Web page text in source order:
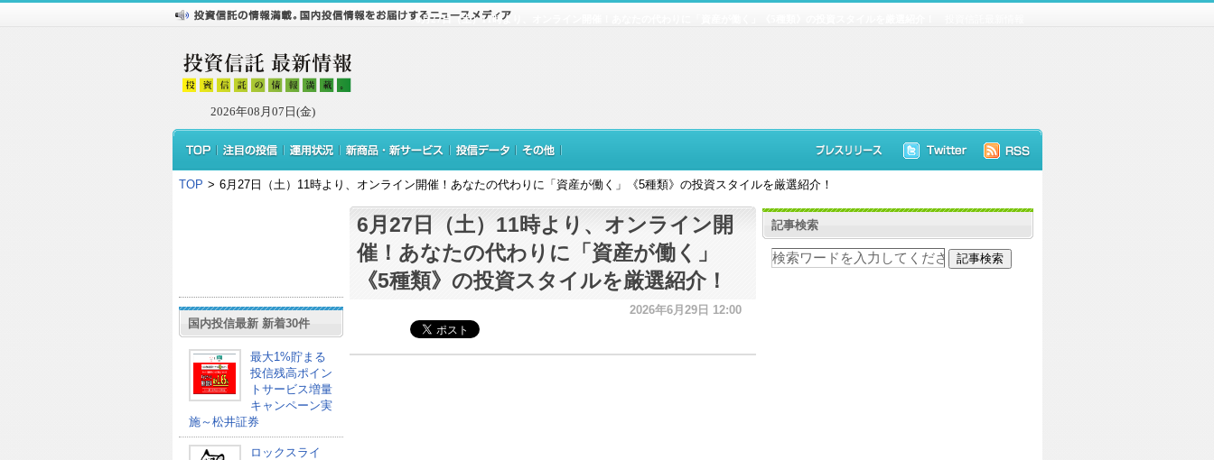
2026年08月07日(金)
6月27日（土）11時より、オンライン開催！あなたの代わりに「資産が働く」《5種類》の投資スタイルを厳選紹介！
TOP > 6月27日（土）11時より、オンライン開催！あなたの代わりに「資産が働く」《5種類》の投資スタイルを厳選紹介！
国内投信最新 新着30件
最大1%貯まる
投信残高ポイン
トサービス増量
キャンペーン実
施～松井証券
ロックスライ
6月27日（土）11時より、オンライン開
催！あなたの代わりに「資産が働く」
《5種類》の投資スタイルを厳選紹介！
2026年6月29日 12:00
記事検索